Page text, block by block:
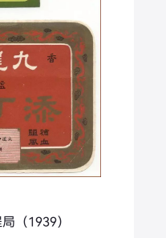
（1939）